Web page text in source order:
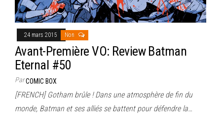
24 mars 2015 Non
Avant-Première VO: Review Batman
Eternal #50
ParCOMIC BOX
[FRENCH] Gotham brûle ! Dans une atmosphère de fin du
monde, Batman et ses alliés se battent pour défendre la…